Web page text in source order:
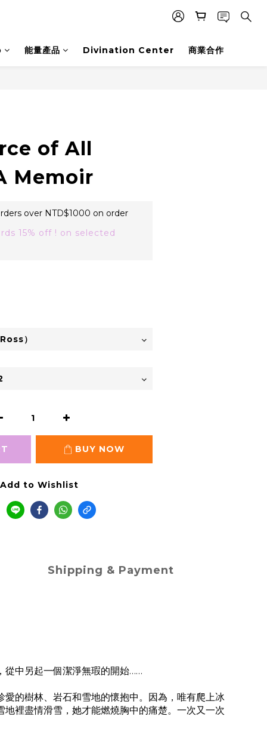
能量產品 Divination Center 商業合作
of All
Memoir
over NTD$1000 on order
15% off ! on selected
BUY NOW
Add to Wishlist
Shipping & Payment
從中另起一個潔淨無瑕的開始……
的樹林、岩石和雪地的懷抱中。因為，唯有爬上冰
裡盡情滑雪，她才能燃燒胸中的痛楚。一次又一次